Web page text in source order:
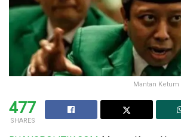
Mantan
477
SHARES